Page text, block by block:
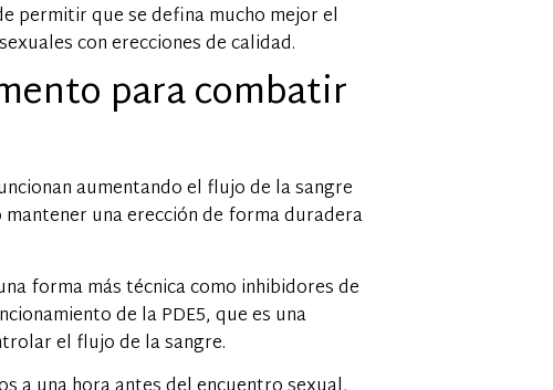
permitir que se defina mucho mejor el
con erecciones de calidad.
para combatir
aumentando el flujo de la sangre
una erección de forma duradera
forma más técnica como inhibidores de
de la PDE5, que es una
el flujo de la sangre.